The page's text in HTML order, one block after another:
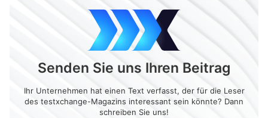
Senden Sie uns Ihren Beitrag
Ihr Unternehmen hat einen Text verfasst, der für die Leser
des testxchange-Magazins interessant sein könnte? Dann
schreiben Sie uns!